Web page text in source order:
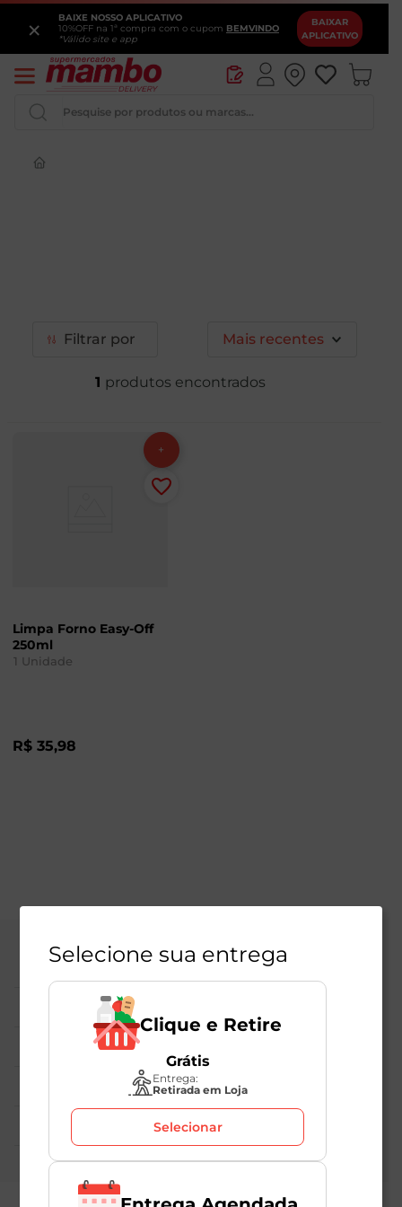
BAIXE NOSSO APLICATIVO
10%OFF na 1ª compra com o cupom BEMVINDO
*Válido site e app
BAIXAR
APLICATIVO
×
Pesquise por produtos ou marcas...
Filtrar Mais recentes
1
Limpa Forno Easy-Off
250ml
1 Unidade
R$ 35,98
Central de Atendimento
Institucional
Políticas Mambo
Atedimento ao Consumidor
Selecione sua entrega
Clique e Retire
Grátis
Entrega:
Retirada em Loja
Selecionar